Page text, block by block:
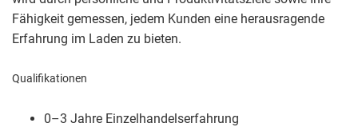
Fähigkeit gemessen, jedem Kunden eine herausragende
Erfahrung im Laden zu bieten.
Qualifikationen
0–3 Jahre Einzelhandelserfahrung